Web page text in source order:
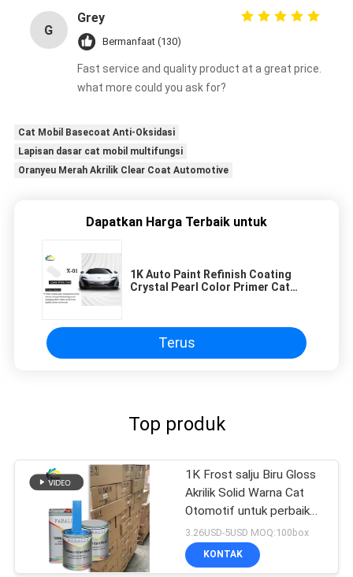
G
Grey
Bermanfaat (130)
Fast service and quality product at a great price.
what more could you ask for?
Cat Mobil Basecoat Anti-Oksidasi
Lapisan dasar cat mobil multifungsi
Oranyeu Merah Akrilik Clear Coat Automotive
Dapatkan Harga Terbaik untuk
1K Auto Paint Refinish Coating
Crystal Pearl Color Primer Cat
Terus
Top produk
1K Frost salju Biru Gloss
Akrilik Solid Warna Cat
Otomotif untuk perbaikan
mobil bekas
3.26USD-5USD MOQ:100box
KONTAK